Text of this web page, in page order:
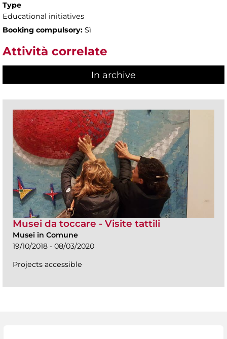
Type
Educational initiatives
Booking compulsory: Sì
Attività correlate
In archive
Musei da toccare - Visite tattili
Musei in Comune
19/10/2018 - 08/03/2020
Projects accessible